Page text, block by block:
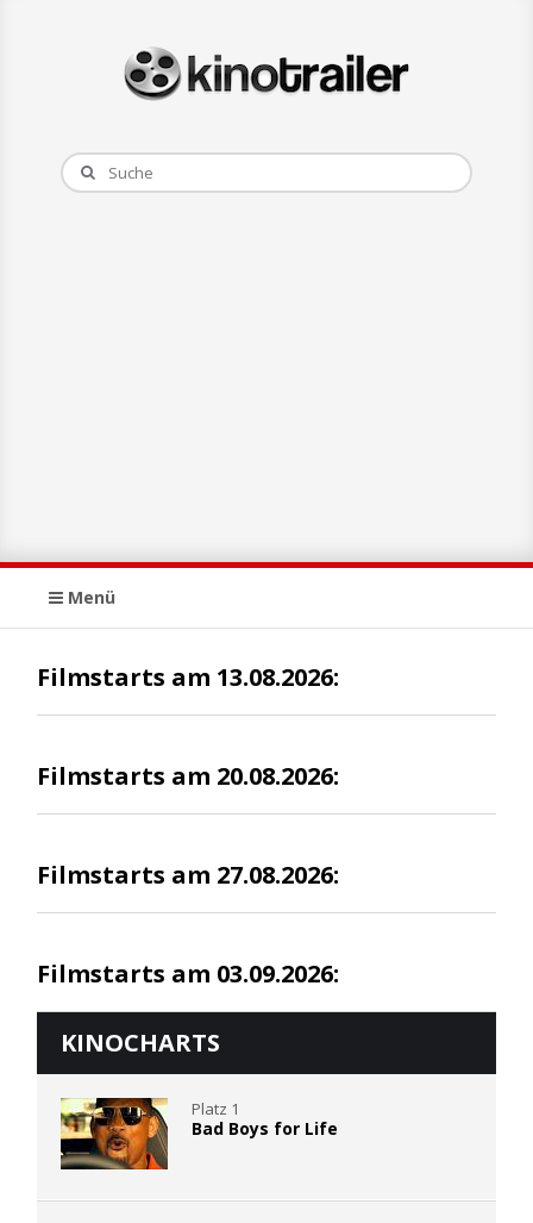
Menü
Filmstarts am 13.08.2026:
Filmstarts am 20.08.2026:
Filmstarts am 27.08.2026:
Filmstarts am 03.09.2026:
KINOCHARTS
Platz 1
Bad Boys for Life